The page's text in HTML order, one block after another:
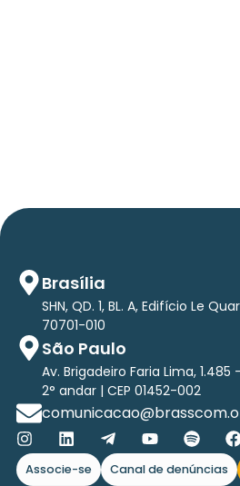
Brasília
SHN, QD. 1, BL. A, Edifício Le
70701-010
São Paulo
Av. Brigadeiro Faria Lima,
2° andar | CEP 01452-002
Associe-se Canal de denúncias